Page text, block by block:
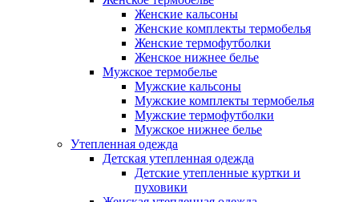
Женские кальсоны
Женские комплекты термобелья
Женские термофутболки
Женское нижнее белье
Мужское термобелье
Мужские кальсоны
Мужские комплекты термобелья
Мужские термофутболки
Мужское нижнее белье
Утепленная одежда
Детская утепленная одежда
Детские утепленные куртки и
пуховики